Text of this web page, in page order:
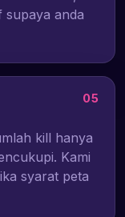
supaya anda
05
kill hanya
Kami
syarat peta